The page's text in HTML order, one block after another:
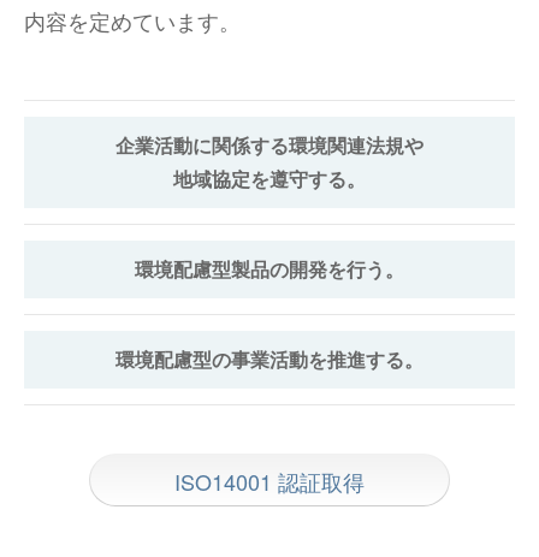
内容を定めています。
企業活動に関係する環境関連法規や
地域協定を遵守する。
環境配慮型製品の開発を行う。
環境配慮型の事業活動を推進する。
ISO14001 認証取得